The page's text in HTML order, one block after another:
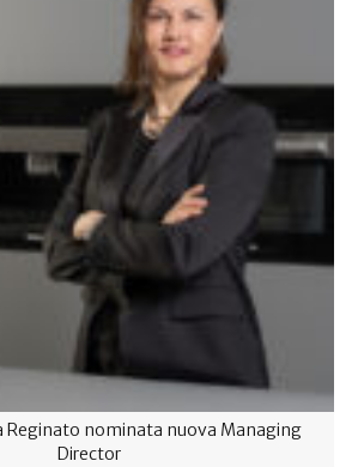
Reginato nominata nuova Managing
Director